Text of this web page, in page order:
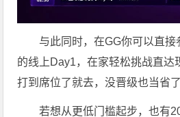
与此同时，在GG你可以直
的线上Day1，在家轻松挑战直达
打到席位了就去，没晋级也当省了
若想从更低门槛起步，也有